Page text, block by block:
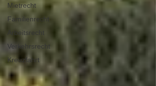
Mietrecht
Familienrecht
Arbeitsrecht
Verkehrsrecht
Kreuzfahrt